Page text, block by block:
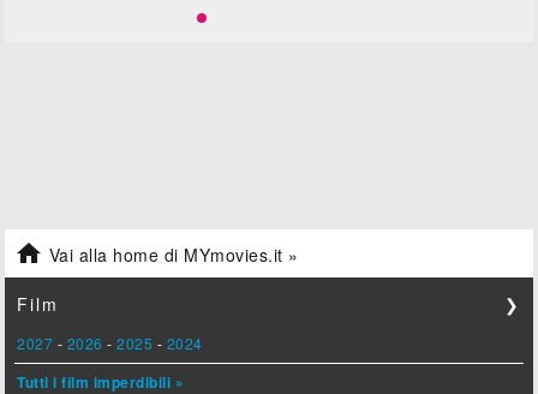
 Vai alla home di MYmovies.it »
Film ❯
2027 - 2026 -2025 - 2024
Tutti i film imperdibili »